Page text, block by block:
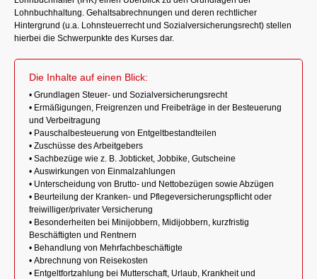
Lohnbuchhaltung. Gehaltsabrechnungen und deren rechtlicher
Hintergrund (u.a. Lohnsteuerrecht und Sozialversicherungsrecht) stellen
hierbei die Schwerpunkte des Kurses dar.
Die Inhalte auf einen Blick:
• Grundlagen Steuer- und Sozialversicherungsrecht
• Ermäßigungen, Freigrenzen und Freibeträge in der Besteuerung
und Verbeitragung
• Pauschalbesteuerung von Entgeltbestandteilen
• Zuschüsse des Arbeitgebers
• Sachbezüge wie z. B. Jobticket, Jobbike, Gutscheine
• Auswirkungen von Einmalzahlungen
• Unterscheidung von Brutto- und Nettobezügen sowie Abzügen
• Beurteilung der Kranken- und Pflegeversicherungspflicht oder
freiwilliger/privater Versicherung
• Besonderheiten bei Minijobbern, Midijobbern, kurzfristig
Beschäftigten und Rentnern
• Behandlung von Mehrfachbeschäftigte
• Abrechnung von Reisekosten
• Entgeltfortzahlung bei Mutterschaft, Urlaub, Krankheit und